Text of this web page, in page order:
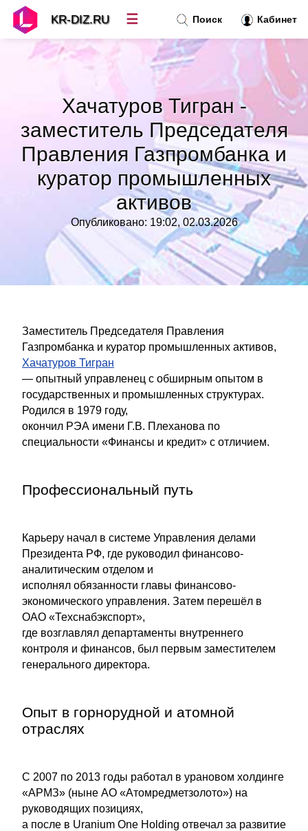
Хачатуров Тигран -
заместитель Председателя
Правления Газпромбанка и
куратор промышленных
активов
Опубликовано: 19:02, 02.03.2026
Заместитель Председателя Правления
Газпромбанка и куратор промышленных активов,
Хачатуров Тигран
— опытный управленец с обширным опытом в
государственных и промышленных структурах.
Родился в 1979 году,
окончил РЭА имени Г.В. Плеханова по
специальности «Финансы и кредит» с отличием.
Профессиональный путь
Карьеру начал в системе Управления делами
Президента РФ, где руководил финансово-
аналитическим отделом и
исполнял обязанности главы финансово-
экономического управления. Затем перешёл в
ОАО «Техснабэкспорт»,
где возглавлял департаменты внутреннего
контроля и финансов, был первым заместителем
генерального директора.
Опыт в горнорудной и атомной
отраслях
С 2007 по 2013 годы работал в урановом холдинге
«АРМЗ» (ныне АО «Атомредметзолото») на
руководящих позициях,
а после в Uranium One Holding отвечал за развитие
Поиск Кабинет
KR-DIZ.RU ☰
Топ новостей»
Рубрики»
Контакт»